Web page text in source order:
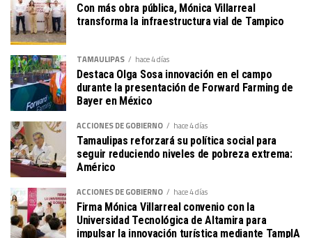
Con más obra pública, Mónica Villarreal
transforma la infraestructura vial de Tampico
TAMAULIPAS hace 4 días
Destaca Olga Sosa innovación en el campo
durante la presentación de Forward Farming de
Bayer en México
ACCIONES DE GOBIERNO hace 4 días
Tamaulipas reforzará su política social para
seguir reduciendo niveles de pobreza extrema:
Américo
ACCIONES DE GOBIERNO hace 4 días
Firma Mónica Villarreal convenio con la
Universidad Tecnológica de Altamira para
impulsar la innovación turística mediante TampIA